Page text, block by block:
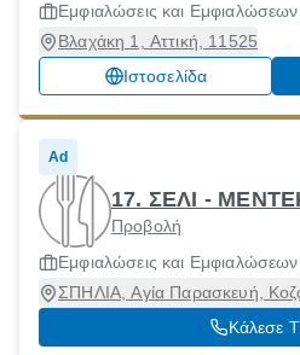
Εμφιαλώσεις και
Βλαχάκη 1, Αττική, 11525
Ιστοσελίδα
Ad
17. ΣΕΛΙ -
Προβολή
Εμφιαλώσεις και
ΣΠΗΛΙΑ, Αγία Παρασκευή,
Κάλεσε